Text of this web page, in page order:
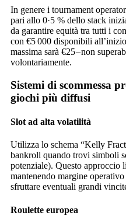
In genere i tournament
pari allo 0·5 % dello stack
da garantire equità tra tutti i
con €5 000 disponibili
massima sarà €25 – non
volontariamente.
Sistemi di scommessa
giochi più diffusi
Slot ad alta volatilità
Utilizza lo schema “Kelly
bankroll quando trovi simboli
potenziale). Questo approccio
mantenendo margine
sfruttare eventuali grandi
Roulette europea